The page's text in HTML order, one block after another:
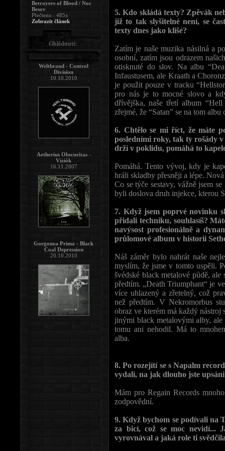
5. Kdo skládá texty? Zpěvák
již to tak slyšitelné není, se
texty dnes jako klišé?
Zatím je naše muzika násilná a
osobní, zatím jsou odrazem
otisknuté do slov. Na albu
Infaustusem, ale Kraath a
je použit pouze v tracku
pro nás je to mocné slovo a
dřívějška, naše třetí album
zřejmé, že “Satan” se na tom albu
6. Chtělo se mi říct, že máte
posledními roky, tak ty rošády v
drží v poklidu, pomáhá to
Pomáhá. Tento vývoj, kdy je
hráli skladby přesněji a lépe.
Co se týče sestavy, vážně jsem
byli doslova druh injekce, kterou
7. Když jsem poprvé novinku
přidali techniku, souhlasíš?
navýsost profesionálně a
průlomové album v historii
Náš záměr bylo nahrát naše
myslím, že jsme v tomto uspěli.
švédské black metalové půdě,
předtím. „Death Triumphant“ je
více uhlazený a zřetelný, což
než předtím. V Nekromorbus
obraz ve kterém má každý
jinými black metalovými alby,
tomu ani nehodil. Má to
alba.
8. Po rozejítí se s Napalm
vydali, na jak dlouho jste
Mám pro Regain Records
zodpovědní.
9. Když bychom se podívali na
za bicí, což se moc nevidí...
vyrovnával a jaká role ti
Betrayers of Blood / Noc
Besov
Přečteno : 485x
Zobrazit článek
Ohlédnutí:
Weltbrand - Control
Division
10.10.2010
Aetherius Obscuritas -
Víziók
16.11.2007
Gorgonea Prima - Black
Coal Depression
20.10.2010